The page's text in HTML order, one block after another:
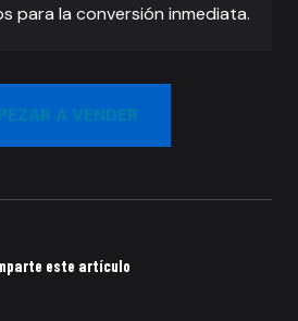
para la conversión inmediata.
A VENDER
este artículo